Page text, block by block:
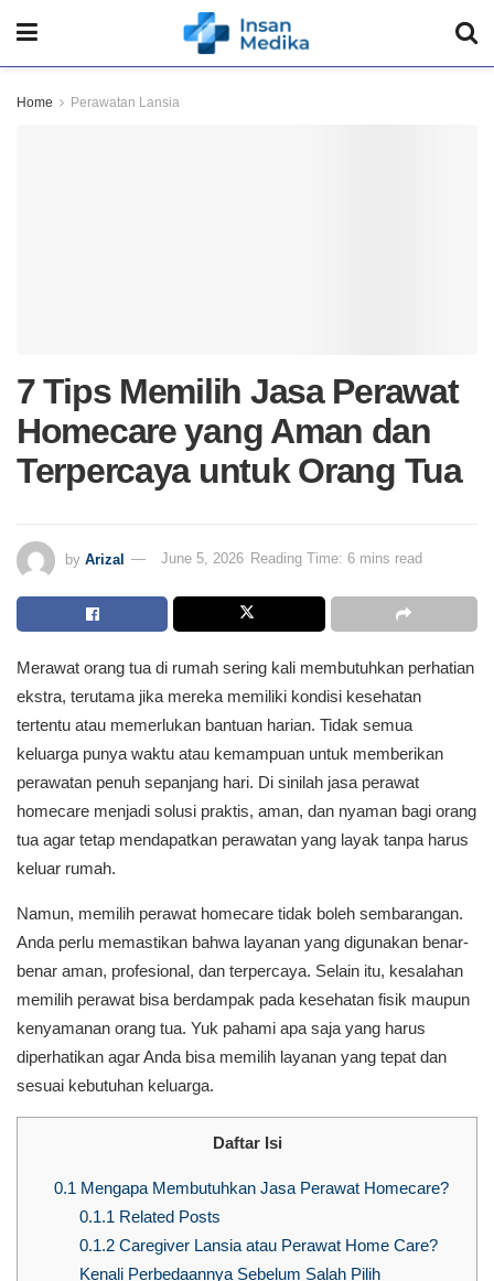
Home Perawatan Lansia
7 Tips Memilih Jasa Perawat
Homecare yang Aman dan
Terpercaya untuk Orang Tua
by Arizal June 5, 2026 Reading Time: 6 mins read
Merawat orang tua di rumah sering kali membutuhkan perhatian
ekstra, terutama jika mereka memiliki kondisi kesehatan
tertentu atau memerlukan bantuan harian. Tidak semua
keluarga punya waktu atau kemampuan untuk memberikan
perawatan penuh sepanjang hari. Di sinilah jasa perawat
homecare menjadi solusi praktis, aman, dan nyaman bagi orang
tua agar tetap mendapatkan perawatan yang layak tanpa harus
keluar rumah.
Namun, memilih perawat homecare tidak boleh sembarangan.
Anda perlu memastikan bahwa layanan yang digunakan benar-
benar aman, profesional, dan terpercaya. Selain itu, kesalahan
memilih perawat bisa berdampak pada kesehatan fisik maupun
kenyamanan orang tua. Yuk pahami apa saja yang harus
diperhatikan agar Anda bisa memilih layanan yang tepat dan
sesuai kebutuhan keluarga.
Daftar Isi
0.1 Mengapa Membutuhkan Jasa Perawat Homecare?
0.1.1 Related Posts
0.1.2Caregiver Lansia atau Perawat Home Care?
Kenali Perbedaannya Sebelum Salah Pilih